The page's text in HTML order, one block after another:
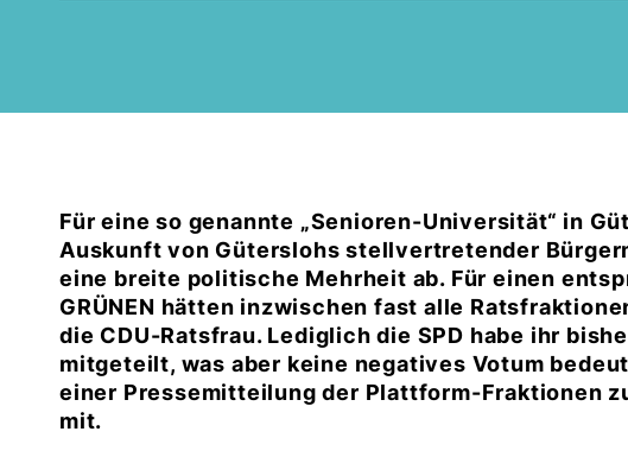
Für eine so genannte „Senioren-Universität“ in
Auskunft von Güterslohs stellvertretender
eine breite politische Mehrheit ab. Für einen
GRÜNEN hätten inzwischen fast alle
die CDU-Ratsfrau. Lediglich die SPD habe ihr
mitgeteilt, was aber keine negatives Votum
einer Pressemitteilung der Plattform-Fraktionen
mit.